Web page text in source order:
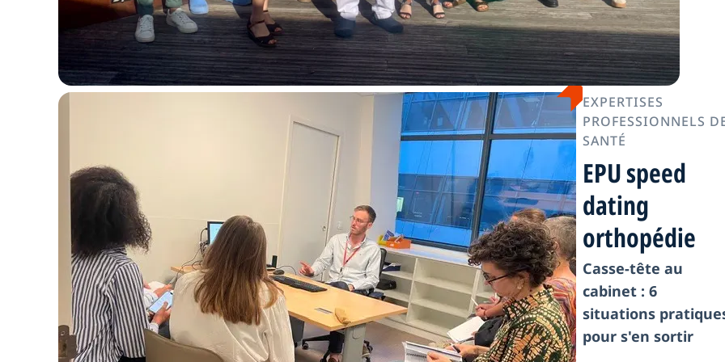
EXPERTISES
PROFESSIONNELS
SANTÉ
EPU speed
dating
orthopédie
Casse-tête au
cabinet : 6
situations
pour s'en sortir